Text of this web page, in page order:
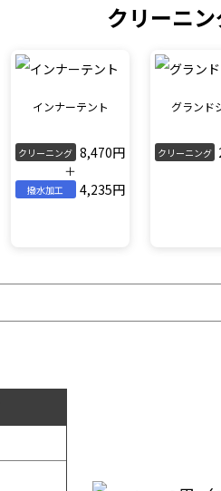
クリーニ
インナーテント
クリーニング 8,470円
＋
撥水加工 4,235円
グランド
クリーニング